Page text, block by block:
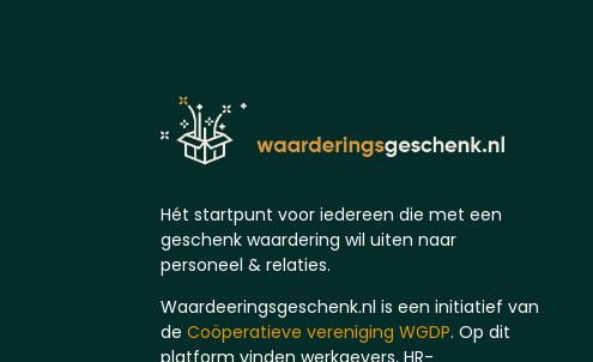
Hét startpunt voor iedereen die met een
geschenk waardering wil uiten naar
personeel & relaties.
Waardeeringsgeschenk.nl is een initiatief van
de Coöperatieve vereniging WGDP. Op dit